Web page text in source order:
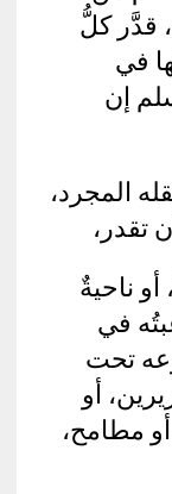
قدَّر كلُّ
في
إن
المجرد،
تقدر،
ناحيةٌ
في
تحت
أو
مطامح،